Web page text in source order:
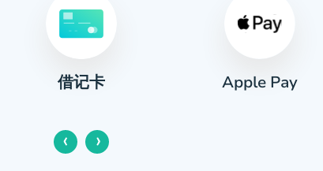
借记卡 Apple Pay
‹ ›